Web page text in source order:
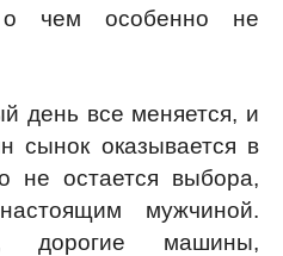
чем особенно не
день все меняется, и
сынок оказывается в
не остается выбора,
мужчиной.
дорогие машины,